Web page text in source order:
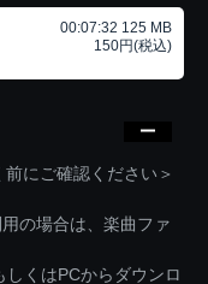
00:07:32 125 MB
150円(税込)
にご確認ください＞
の場合は、楽曲ファ
くはPCからダウンロ